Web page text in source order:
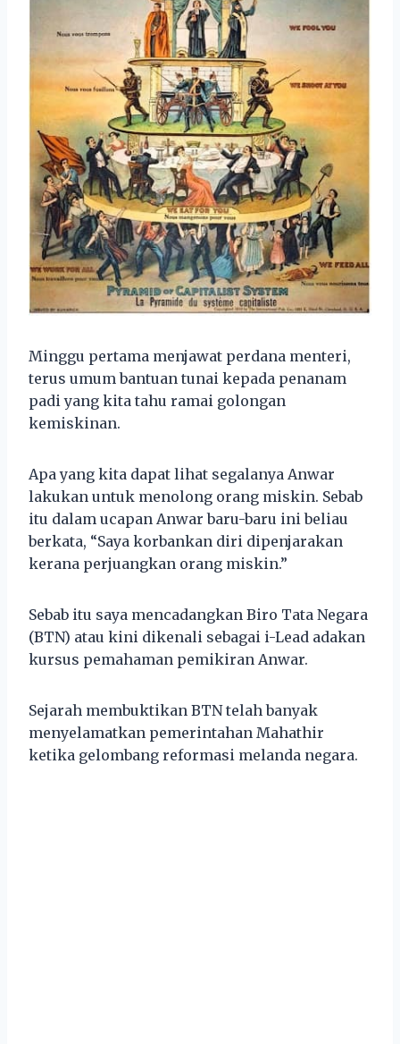
Minggu pertama menjawat perdana menteri,
terus umum bantuan tunai kepada penanam
padi yang kita tahu ramai golongan
kemiskinan.
Apa yang kita dapat lihat segalanya Anwar
lakukan untuk menolong orang miskin. Sebab
itu dalam ucapan Anwar baru-baru ini beliau
berkata, “Saya korbankan diri dipenjarakan
kerana perjuangkan orang miskin.”
Sebab itu saya mencadangkan Biro Tata Negara
(BTN) atau kini dikenali sebagai i-Lead adakan
kursus pemahaman pemikiran Anwar.
Sejarah membuktikan BTN telah banyak
menyelamatkan pemerintahan Mahathir
ketika gelombang reformasi melanda negara.